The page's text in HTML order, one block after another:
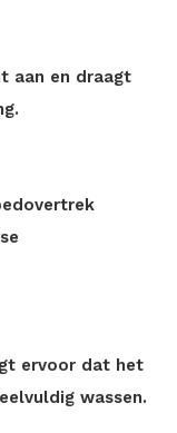
aan en draagt
ervoor dat het
wassen.